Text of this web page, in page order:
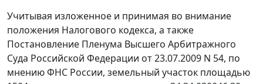
Учитывая изложенное и принимая во внимание
положения Налогового кодекса, а также
Постановление Пленума Высшего Арбитражного
Суда Российской Федерации от 23.07.2009 N 54, по
мнению ФНС России, земельный участок площадью